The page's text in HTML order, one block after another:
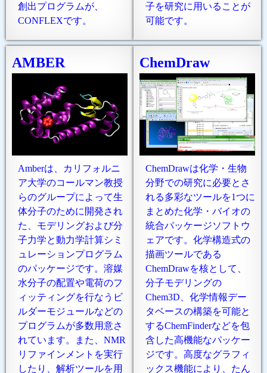
創出プログラムが、
CONFLEXです。
子を研究に用いることが
可能です。
AMBER
Amberは、カリフォルニ
ア大学のコールマン教授
らのグループによって生
体分子のために開発され
た、モデリングおよび分
子力学と動力学計算シミ
ュレーションプログラム
のパッケージです。溶媒
水分子の配置や電荷のフ
ィッティングを行なうビ
ルダーモジュールなどの
プログラムが多数用意さ
れています。また、NMR
リファインメントを実行
したり、解析ツールを用
ChemDraw
ChemDrawは化学・生物
分野での研究に必要とさ
れる多彩なツールを1つに
まとめた化学・バイオの
統合パッケージソフトウ
ェアです。化学構造式の
描画ツールである
ChemDrawを核として、
分子モデリングの
Chem3D、化学情報デー
タベースの構築を可能と
するChemFinderなどを包
含した高機能なパッケー
ジです。高度なグラフィ
ックス機能により、たん